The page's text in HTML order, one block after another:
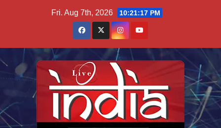
Fri. Aug 7th, 2026 10:21:17 PM